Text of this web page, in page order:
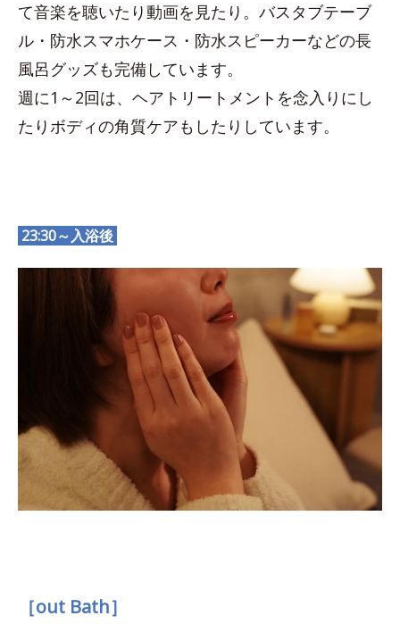
て音楽を聴いたり動画を見たり。バスタブテーブ
ル・防水スマホケース・防水スピーカーなどの長
風呂グッズも完備しています。
週に1～2回は、ヘアトリートメントを念入りにし
たりボディの角質ケアもしたりしています。
23:30～入浴後
［out Bath］